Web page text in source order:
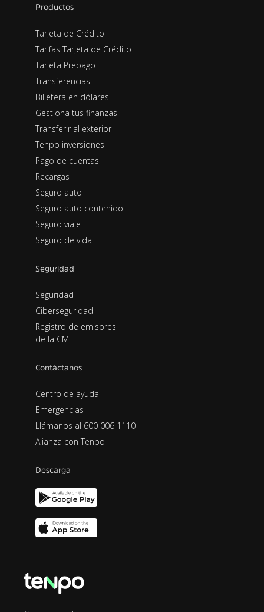
Productos
Tarjeta de Crédito
Tarifas Tarjeta de Crédito
Tarjeta Prepago
Transferencias
Billetera en dólares
Gestiona tus finanzas
Transferir al exterior
Tenpo inversiones
Pago de cuentas
Recargas
Seguro auto
Seguro auto contenido
Seguro viaje
Seguro de vida
Seguridad
Seguridad
Ciberseguridad
Registro de emisores
de la CMF
Contáctanos
Centro de ayuda
Emergencias
Llámanos al 600 006 1110
Alianza con Tenpo
Descarga